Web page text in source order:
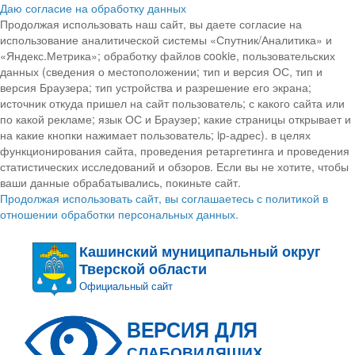
Даю согласие на обработку данных
Продолжая использовать наш сайт, вы даете согласие на
использование аналитической системы «Спутник/Аналитика» и
«Яндекс.Метрика»; обработку файлов cookie, пользовательских
данных (сведения о местоположении; тип и версия ОС, тип и
версия Браузера; тип устройства и разрешение его экрана;
источник откуда пришел на сайт пользователь; с какого сайта или
по какой рекламе; язык ОС и Браузер; какие страницы открывает и
на какие кнопки нажимает пользователь; ip-адрес). в целях
функционирования сайта, проведения ретаргетинга и проведения
статистических исследований и обзоров. Если вы не хотите, чтобы
ваши данные обрабатывались, покиньте сайт.
Продолжая использовать сайт, вы соглашаетесь с политикой в
отношении обработки персональных данных.